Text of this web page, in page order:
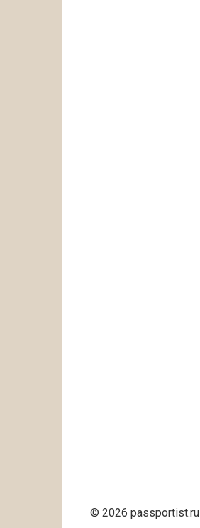
© 2026 passportist.ru